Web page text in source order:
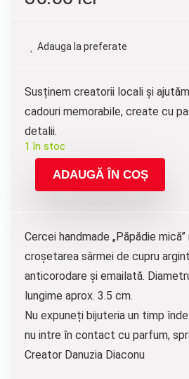
Adauga la preferate
Susținem creatorii locali și
cadouri memorabile, create cu
detalii.
1 în stoc
ADAUGĂ ÎN COȘ
Cercei handmade „Păpădie
croșetarea sârmei de cupru
anticorodare și emailată.
lungime aprox. 3.5 cm.
Nu expuneți bijuteria un timp
nu intre în contact cu parfum,
Creator Danuzia Diaconu